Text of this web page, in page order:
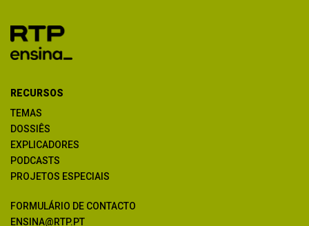
RECURSOS
TEMAS
DOSSIÊS
EXPLICADORES
PODCASTS
PROJETOS ESPECIAIS
FORMULÁRIO DE CONTACTO
ENSINA@RTP.PT